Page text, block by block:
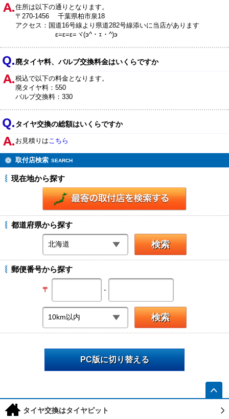
住所は以下の通りとなります。
〒270-1456 千葉県柏市泉18
アクセス：国道16号線より県道282号線添いに当店があります
ε=ε=ε=ヾ(э^・ｪ・^)э
廃タイヤ料、バルブ交換料金はいくらですか
税込で以下の料金となります。
廃タイヤ料：550
バルブ交換料：330
タイヤ交換の総額はいくらですか
お見積りはこちら
取付店検索 SEARCH
現在地から探す
都道府県から探す
郵便番号から探す
〒 -
PC版に切り替える
h タイヤ交換はタイヤピット